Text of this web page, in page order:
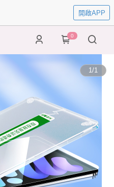
開啟APP
0
1/1